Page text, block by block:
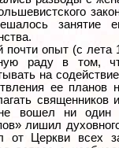
занятие
почти опыт (с
раду в том,
на
ее планов
вошел ни один
лишил
от Церкви всех